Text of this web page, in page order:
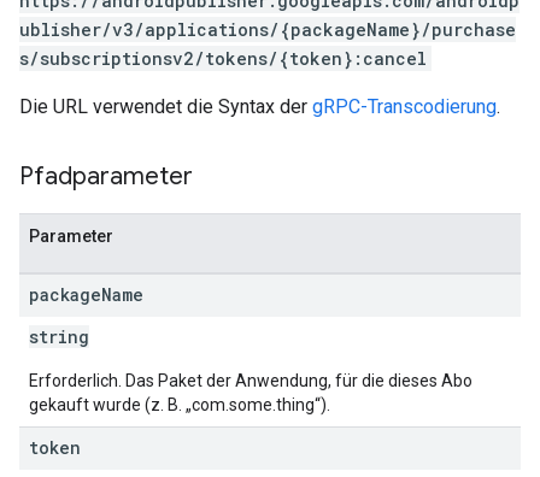
ublisher/v3/applications/{packageName}/purchase
s/subscriptionsv2/tokens/{token}:cancel
Die URL verwendet die Syntax der gRPC-Transcodierung.
Pfadparameter
Parameter
packageName
string
Erforderlich. Das Paket der Anwendung, für die dieses Abo
gekauft wurde (z. B. „com.some.thing“).
token